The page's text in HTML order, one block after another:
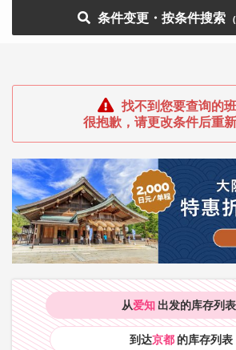
条件变更・按条件搜索
找不到您要查询的班
很抱歉，请更改条件后重新
从爱知 出发的库存列表
到达京都 的库存列表